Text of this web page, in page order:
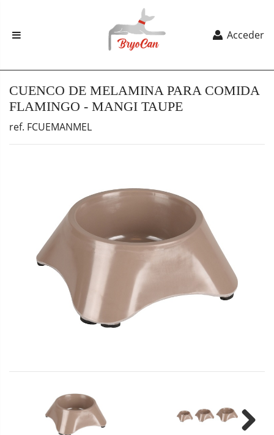
Acceder
CUENCO DE MELAMINA PARA COMIDA
FLAMINGO - MANGI TAUPE
ref. FCUEMANMEL